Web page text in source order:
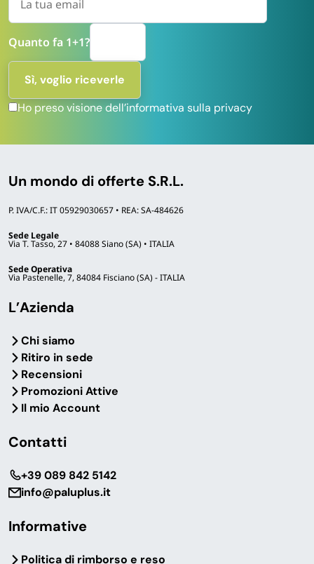
Quanto fa 1+1?
Ho preso visione dell’informativa sulla privacy
Un mondo di offerte S.R.L.
P. IVA/C.F.: IT 05929030657 • REA: SA-484626
Sede Legale
Via T. Tasso, 27 • 84088 Siano (SA) • ITALIA
Sede Operativa
Via Pastenelle, 7, 84084 Fisciano (SA) - ITALIA
L’Azienda
Chi siamo
Ritiro in sede
Recensioni
Promozioni Attive
Il mio Account
Contatti
‎+39 089 842 5142
info@paluplus.it
Informative
Politica di rimborso e reso